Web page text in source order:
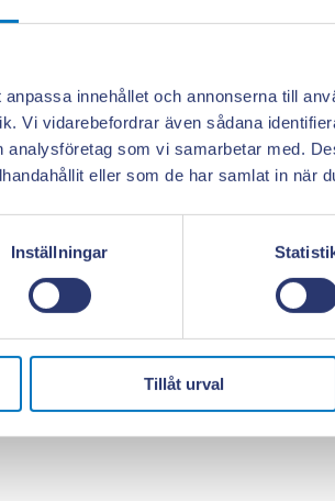
innehållet och annonserna till
Vi vidarebefordrar även sådana
som vi samarbetar med.
eller som de har samlat in när
Inställningar
Tillåt urval